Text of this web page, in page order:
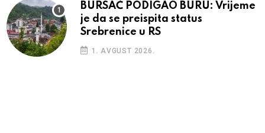
BURSAĆ PODIGAO BURU: Vrijeme
je da se preispita status
Srebrenice u RS
1. AVGUST 2026.